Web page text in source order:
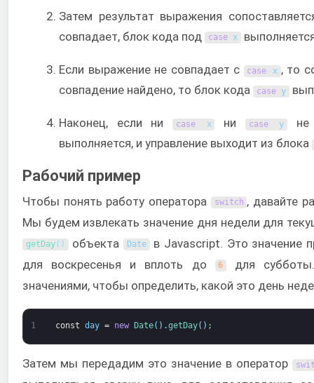
Затем результат выражения
совпадает, блок кода под
case x
Если выражение не совпадает с case x , то
совпадение найдено, то блок кода
case y
Наконец, если ни case x ни case y
не
выполняется, и управление выходит из блока
Рабочий пример
Чтобы понять работу оператора switch , давайте
Мы будем извлекать значение дня недели для
getDay( ) объекта Date в Javascript. Это значение
для воскресенья и вплоть до
6
для
значениями, чтобы определить, какой это день
1 const day = new Date( ) .getDay( ) ;
Затем мы передадим это значение в оператор